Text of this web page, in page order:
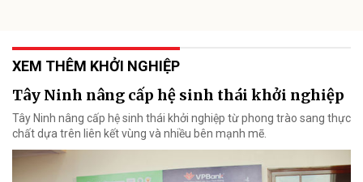
XEM THÊM KHỞI NGHIỆP
Tây Ninh nâng cấp hệ sinh thái khởi nghiệp
Tây Ninh nâng cấp hệ sinh thái khởi nghiệp từ phong trào sang thực
chất dựa trên liên kết vùng và nhiều bên mạnh mẽ.